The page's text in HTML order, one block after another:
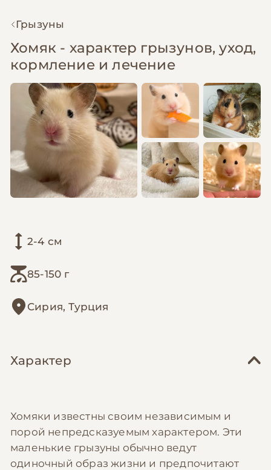
Грызуны
Хомяк - характер грызунов, уход,
кормление и лечение
2-4 см
85-150 г
Сирия, Турция
Характер
Хомяки известны своим независимым и
порой непредсказуемым характером. Эти
маленькие грызуны обычно ведут
одиночный образ жизни и предпочитают